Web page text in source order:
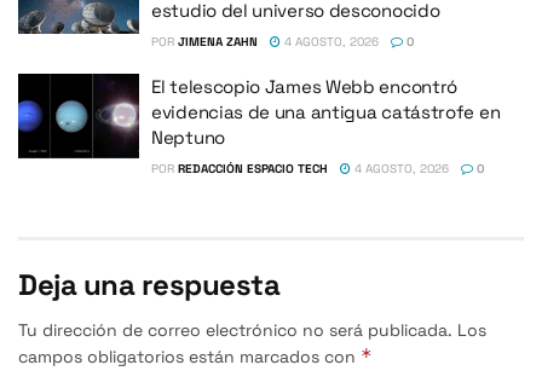
estudio del universo desconocido
POR JIMENA ZAHN 4 AGOSTO, 2026 0
El telescopio James Webb encontró
evidencias de una antigua catástrofe en
Neptuno
POR REDACCIÓN ESPACIO TECH 4 AGOSTO, 2026 0
Deja una respuesta
Tu dirección de correo electrónico no será publicada. Los
campos obligatorios están marcados con *